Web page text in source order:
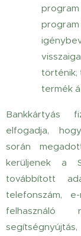
program
történik;
termék
Bankkártyás
elfogadja,
során
kerüljenek a
továbbított
telefonszám,
felhasználó